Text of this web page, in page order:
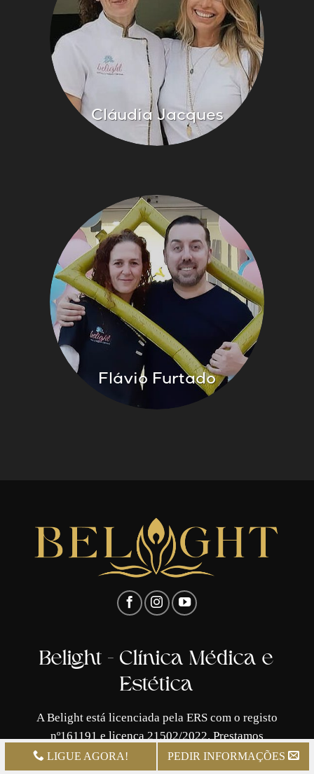
LIGUE AGORA! PEDIR INFORMAÇÕES
Cláudia Jacques
Flávio Furtado
Belight - Clínica Médica e
Estética
A Belight está licenciada pela ERS com o registo
nº161191 e licença 21502/2022. Prestamos
serviços de estética avançada e medicina estética